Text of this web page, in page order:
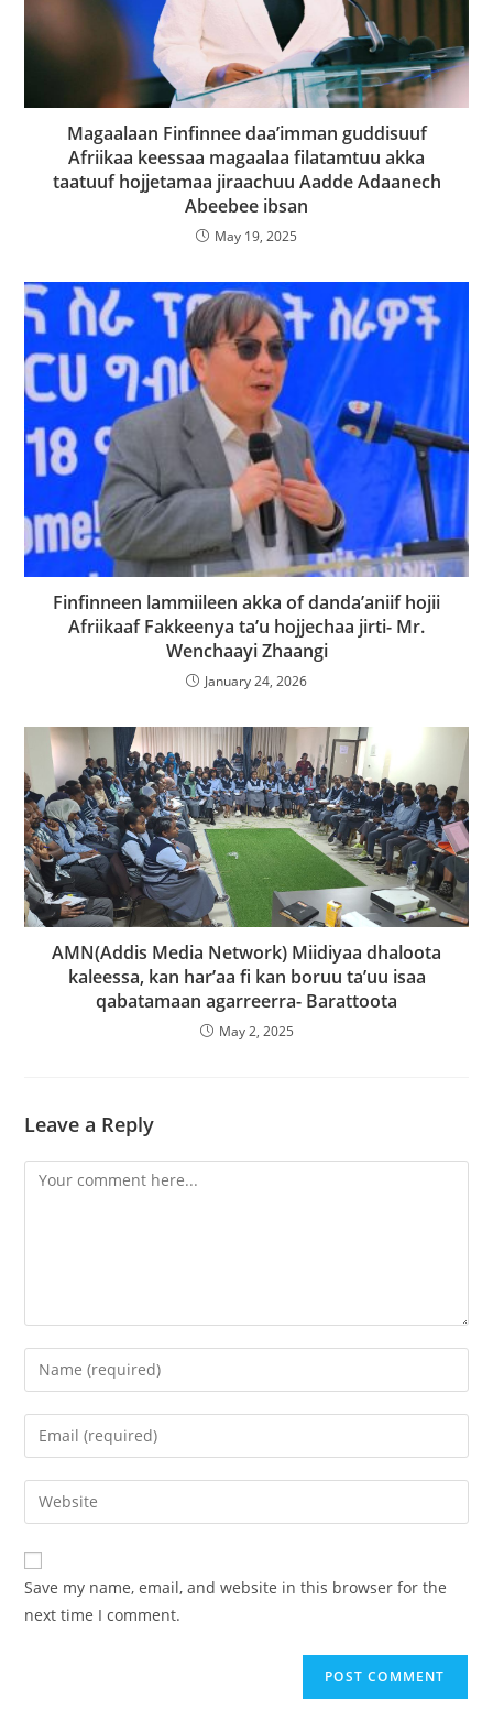
Magaalaan Finfinnee daa’imman guddisuuf
Afriikaa keessaa magaalaa filatamtuu akka
taatuuf hojjetamaa jiraachuu Aadde Adaanech
Abeebee ibsan
May 19, 2025
Finfinneen lammiileen akka of danda’aniif hojii
Afriikaaf Fakkeenya ta’u hojjechaa jirti- Mr.
Wenchaayi Zhaangi
January 24, 2026
AMN(Addis Media Network) Miidiyaa dhaloota
kaleessa, kan har’aa fi kan boruu ta’uu isaa
qabatamaan agarreerra- Barattoota
May 2, 2025
Leave a Reply
Save my name, email, and website in this browser for the
next time I comment.